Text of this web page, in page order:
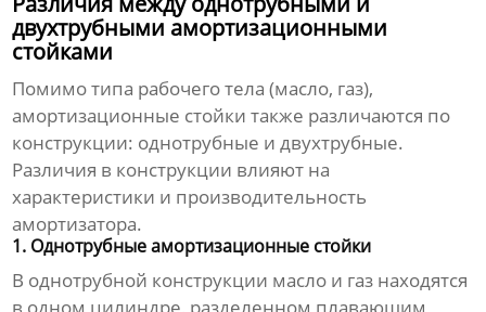
двухтрубными амортизационными
стойками
Помимо типа рабочего тела (масло, газ),
амортизационные стойки также различаются по
конструкции: однотрубные и двухтрубные.
Различия в конструкции влияют на
характеристики и производительность
амортизатора.
1. Однотрубные амортизационные стойки
В однотрубной конструкции масло и газ находятся
в одном цилиндре, разделенном плавающим